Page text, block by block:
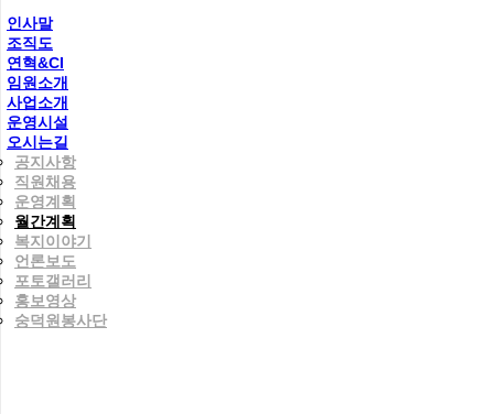
인사말
조직도
연혁&CI
임원소개
사업소개
운영시설
오시는길
공지사항
직원채용
운영계획
월간계획
복지이야기
언론보도
포토갤러리
홍보영상
숭덕원봉사단